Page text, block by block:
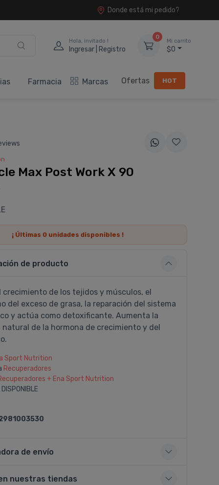
Donde está mi pedido?
Hola, invitado !
Ingresar | Registro
0
Mi carrito
$0
Farmacia Marcas Ofertas HOT
Max Post Work X 90
¡ Últimas 0 unidades disponibles !
de producto
crecimiento de los tejidos y músculos, el
del exceso de grasa, la reparación del sistema
y actúa como detoxificante. Aumenta la
natural de la hormona de crecimiento y del
Sport Nutrition
Recuperadores
+ Ena Sport Nutrition
DISPONIBLE
de envío
nuestras tiendas